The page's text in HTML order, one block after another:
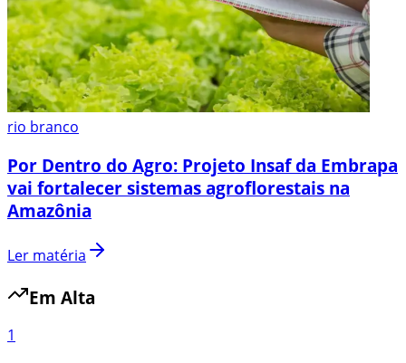
rio branco
Por Dentro do Agro: Projeto Insaf da Embrapa
vai fortalecer sistemas agroflorestais na
Amazônia
Ler matéria
Em Alta
1